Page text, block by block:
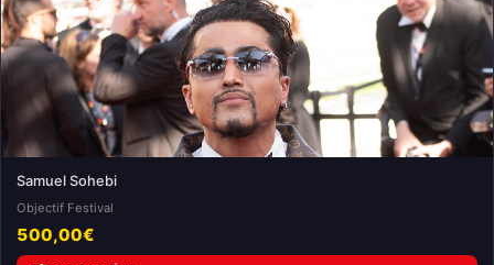
Samuel Sohebi
Objectif Festival
500,00€